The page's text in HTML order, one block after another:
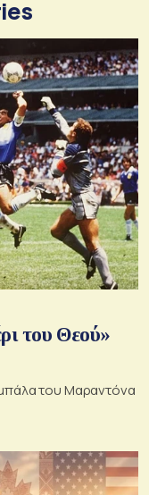
του Θεού»
του Μαραντόνα